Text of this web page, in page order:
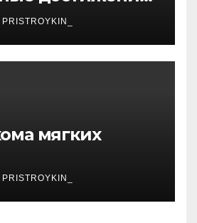
карьера и
жизнь гуру
PRISTROYKIN_
мягких
PRISTROYKIN_